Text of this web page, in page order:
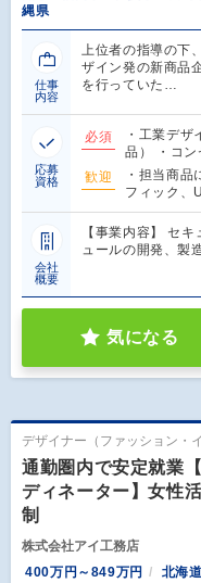
縄県
仕事
内容
上位者の指導の下
ザイン発の新商品
を行っていた…
応募
資格
必須
・工業デ
品） ・コ
歓迎
・担当商品
フィック、
会社
概要
【事業内容】 セ
ュールの開発、製
気になる
デザイナー（ファッション・
通勤圏内で安定就業
ディネーター】女性
制
株式会社アイ工務店
400万円～849万円
北海